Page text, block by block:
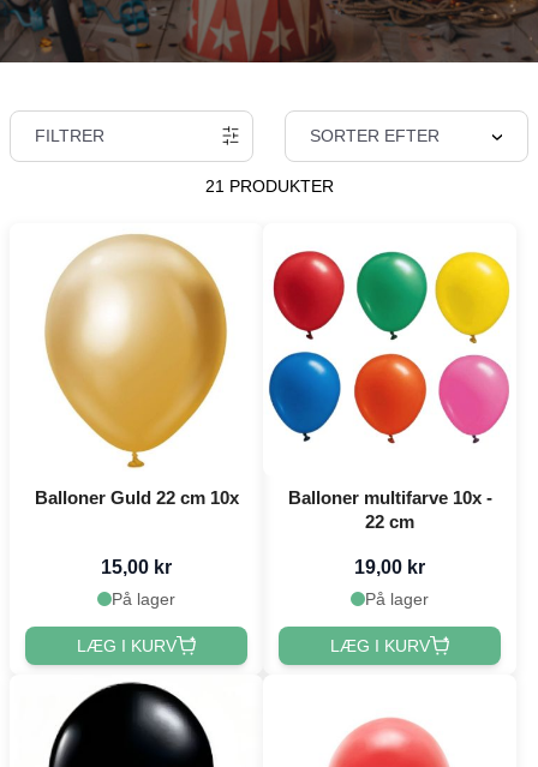
FILTRER SORTER EFTER
21 PRODUKTER
Balloner Guld 22 cm 10x
15,00 kr
På lager
LÆG I KURV
Balloner multifarve 10x -
22 cm
19,00 kr
På lager
LÆG I KURV